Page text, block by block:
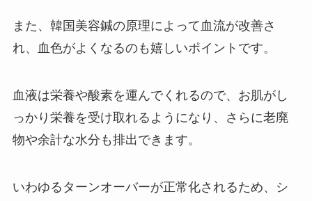
また、韓国美容鍼の原理によって血流が改善さ
れ、血色がよくなるのも嬉しいポイントです。
血液は栄養や酸素を運んでくれるので、お肌がし
っかり栄養を受け取れるようになり、さらに老廃
物や余計な水分も排出できます。
いわゆるターンオーバーが正常化されるため、シ